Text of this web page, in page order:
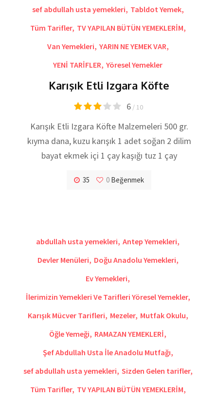
sef abdullah usta yemekleri, Tabldot Yemek,
Tüm Tarifler, TV YAPILAN BÜTÜN YEMEKLERİM,
Van Yemekleri, YARIN NE YEMEK VAR,
YENİ TARİFLER, Yöresel Yemekler
Karışık Etli Izgara Köfte
6/ 10
Karışık Etli Izgara Köfte Malzemeleri 500 gr.
kıyma dana, kuzu karışık 1 adet soğan 2 dilim
bayat ekmek içi 1 çay kaşığı tuz 1 çay
35 0 Beğenmek
abdullah usta yemekleri, Antep Yemekleri,
Devler Menüleri, Doğu Anadolu Yemekleri,
Ev Yemekleri,
İlerimizin Yemekleri Ve Tarifleri Yöresel Yemekler,
Karışık Mücver Tarifleri, Mezeler, Mutfak Okulu,
Öğle Yemeği, RAMAZAN YEMEKLERİ,
Şef Abdullah Usta İle Anadolu Mutfağı,
sef abdullah usta yemekleri, Sizden Gelen tarifler,
Tüm Tarifler, TV YAPILAN BÜTÜN YEMEKLERİM,